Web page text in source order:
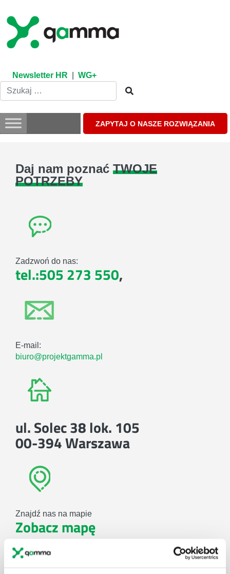
content
Newsletter HR WG+
ZAPYTAJ O NASZE ROZWIĄZANIA
Daj nam poznać TWOJE
POTRZEBY
Zadzwoń do nas:
tel.:505 273 550,
E-mail:
biuro@projektgamma.pl
ul. Solec 38 lok. 105
00-394 Warszawa
Znajdź nas na mapie
Zobacz mapę